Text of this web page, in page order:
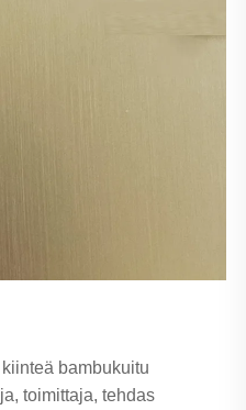
bambukuitu
toimittaja, tehdas